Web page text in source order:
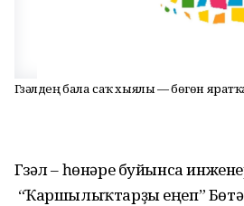
Гүзәлдең бала саҡ хыялы — бөгөн
Гүзәл – һөнәре буйынса
“Ҡаршылыҡтарҙы еңеп”